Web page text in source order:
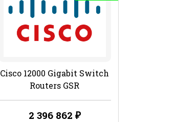
Cisco 12000 Gigabit Switch
Routers GSR
2 396 862 ₽